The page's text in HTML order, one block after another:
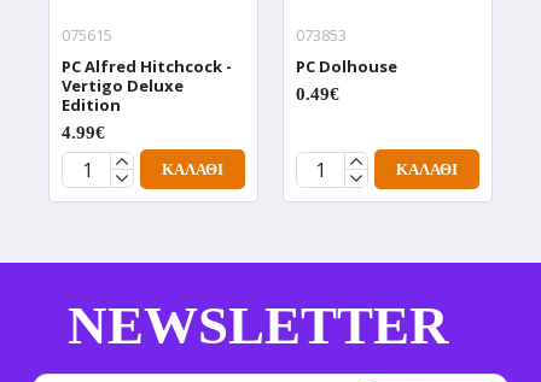
075615
PC Alfred Hitchcock -
Vertigo Deluxe
Edition
4.99€
ΚΑΛΆΘΙ
073853
PC Dolhouse
0.49€
ΚΑΛΆΘΙ
NEWSLETTER